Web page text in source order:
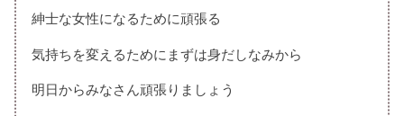
紳士な女性になるために頑張る
気持ちを変えるためにまずは身だしなみから
明日からみなさん頑張りましょう